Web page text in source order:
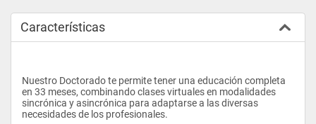
Características
Nuestro Doctorado te permite tener una educación completa
en 33 meses, combinando clases virtuales en modalidades
sincrónica y asincrónica para adaptarse a las diversas
necesidades de los profesionales.